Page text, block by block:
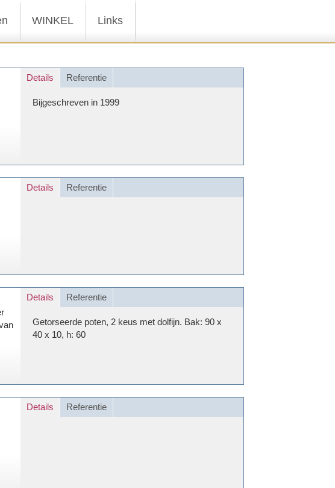
WINKEL Links
Details Referentie
Bijgeschreven in 1999
Details Referentie
Details Referentie
Getorseerde poten, 2 keus met dolfijn. Bak: 90 x
40 x 10, h: 60
Details Referentie